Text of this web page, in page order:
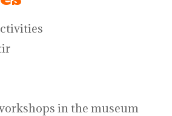
in the museum